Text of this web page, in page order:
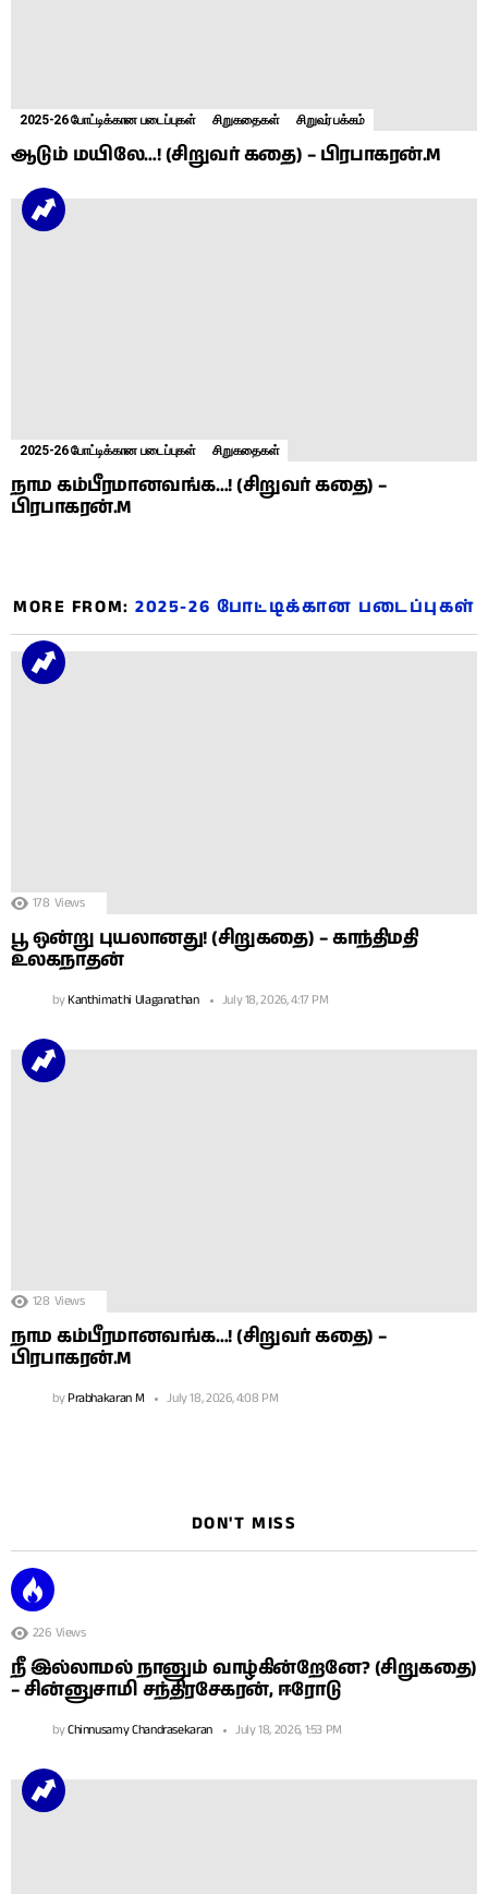
2025-26 போட்டிக்கான படைப்புகள் சிறுகதைகள் சிறுவர் பக்கம்
ஆடும் மயிலே…! (சிறுவர் கதை) – பிரபாகரன்.M
2025-26 போட்டிக்கான படைப்புகள் சிறுகதைகள்
நாம கம்பீரமானவங்க…! (சிறுவர் கதை) –
பிரபாகரன்.M
MORE FROM:2025-26 போட்டிக்கான படைப்புகள்
178 Views
பூ ஒன்று புயலானது! (சிறுகதை) – காந்திமதி
உலகநாதன்
byKanthimathi Ulaganathan July 18, 2026, 4:17 PM
128 Views
நாம கம்பீரமானவங்க…! (சிறுவர் கதை) –
பிரபாகரன்.M
byPrabhakaran M July 18, 2026, 4:08 PM
DON'T MISS
226 Views
நீ இல்லாமல் நானும் வாழ்கின்றேனே? (சிறுகதை)
– சின்னுசாமி சந்திரசேகரன், ஈரோடு
byChinnusamy Chandrasekaran July 18, 2026, 1:53 PM